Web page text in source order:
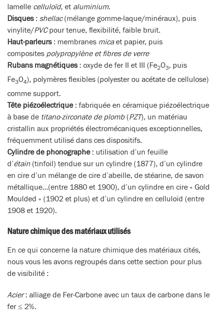
lamelle celluloïd, et aluminium.
Disques: shellac(mélange gomme-laque/minéraux), puis
vinylite/PVCpour tenue, flexibilité, faible bruit.
Haut-parleurs: membranes micaet papier, puis
composites polypropylène et fibres de verre
Rubans magnétiques: oxyde de fer II et III (Fe2O3, puis
Fe3O4), polymères flexibles (polyester ou acétate de cellulose)
comme support.
Tête piézoélectrique : fabriquée en céramique piézoélectrique
à base de titano-zirconate de plomb(PZT), un matériau
cristallin aux propriétés électromécaniques exceptionnelles,
fréquemment utilisé dans ces dispositifs.
Cylindre de phonographe: utilisation d’un feuille
d’étain (tinfoil) tendue sur un cylindre (1877), d’un cylindre
en cire d’un mélange de cire d’abeille, de stéarine, de savon
métallique…(entre 1880 et 1900), d’un cylindre en cire « Gold
Moulded » (1902 et plus) et d’un cylindre en celluloïd (entre
1908 et 1920).
Nature chimique des matériaux utilisés
En ce qui concerne la nature chimique des matériaux cités,
nous vous les avons regroupés dans cette section pour plus
de visibilité :
Acier: alliage de Fer-Carbone avec un taux de carbone dans le
fer ≤ 2%.